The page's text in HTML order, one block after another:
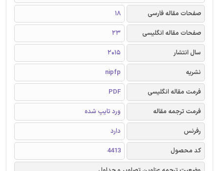
صفحات مقاله فارسی
18
صفحات مقاله انگلیسی
23
سال انتشار
2015
نشریه
nipfp
فرمت مقاله انگلیسی
PDF
فرمت ترجمه مقاله
ورد تایپ شده
رفرنس
دارد
کد محصول
4413